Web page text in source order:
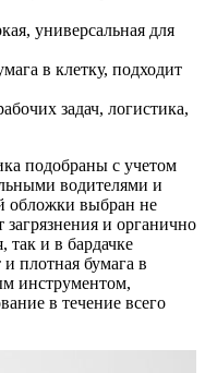
универсальная для
в клетку, подходит
задач, логистика,
подобраны с учетом
водителями и
обложки выбран не
и органично
так и в бардачке
плотная бумага в
инструментом,
в течение всего